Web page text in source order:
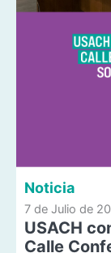
Noticia
7 de Julio de
USACH
Calle